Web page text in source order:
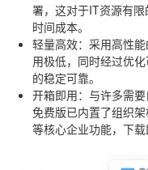
署，这对于IT资源有
时间成本。
轻量高效：采用高性
用极低，同时经过优
的稳定可靠。
开箱即用：与许多需
免费版已内置了组织
等核心企业功能，下载